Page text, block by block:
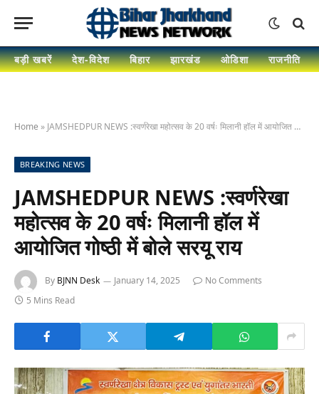
बड़ी खबरें देश-विदेश बिहार झारखंड ओडिशा राजनीति
Home » JAMSHEDPUR NEWS :स्वर्णरेखा महोत्सव के 20 वर्षः मिलानी हॉल में आयोजित गोष्ठी में बोले सरयू राय
BREAKING NEWS
JAMSHEDPUR NEWS :स्वर्णरेखा
महोत्सव के 20 वर्षः मिलानी हॉल में
आयोजित गोष्ठी में बोले सरयू राय
By BJNN Desk January 14, 2025
No Comments
5 Mins Read